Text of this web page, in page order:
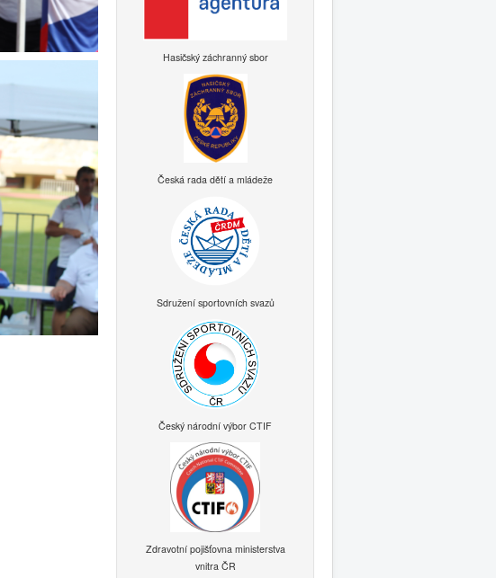
Hasičský záchranný sbor
Česká rada dětí a mládeže
Sdružení sportovních svazů
Český národní výbor CTIF
Zdravotní pojišťovna ministerstva
vnitra ČR